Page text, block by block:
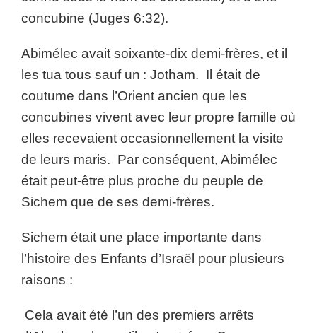
concubine (Juges 6:32).
Abimélec avait soixante-dix demi-frères, et il
les tua tous sauf un : Jotham. Il était de
coutume dans l’Orient ancien que les
concubines vivent avec leur propre famille où
elles recevaient occasionnellement la visite
de leurs maris. Par conséquent, Abimélec
était peut-être plus proche du peuple de
Sichem que de ses demi-frères.
Sichem était une place importante dans
l’histoire des Enfants d’Israël pour plusieurs
raisons :
Cela avait été l’un des premiers arrêts